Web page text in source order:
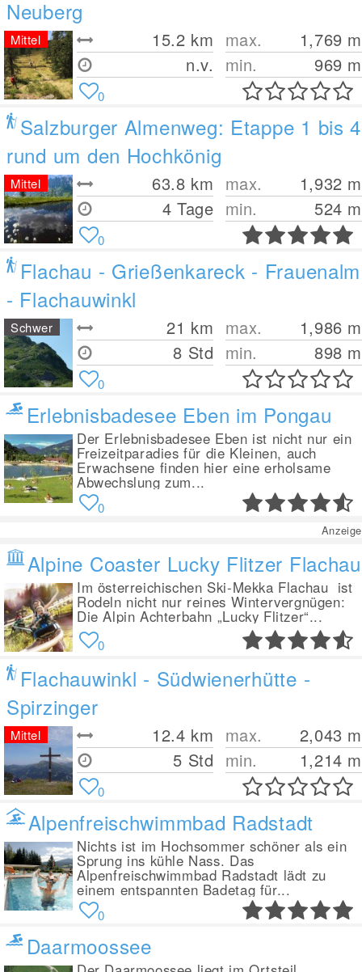
Neuberg
15.2 km
n.v.
max. 1,769 m
min.
969 m
Mittel
0
Salzburger Almenweg: Etappe 1 bis 4
rund um den Hochkönig
63.8 km
4 Tage
max. 1,932 m
min.
524 m
Mittel
0
Flachau - Grießenkareck - Frauenalm
- Flachauwinkl
21 km
8 Std
max. 1,986 m
min.
898 m
Schwer
0
Erlebnisbadesee Eben im Pongau
Der Erlebnisbadesee Eben ist nicht nur ein
Freizeitparadies für die Kleinen, auch
Erwachsene finden hier eine erholsame
Abwechslung zum...
0
Anzeige
Alpine Coaster Lucky Flitzer Flachau
Im österreichischen Ski-Mekka Flachau ist
Rodeln nicht nur reines Wintervergnügen:
Die Alpin Achterbahn „Lucky Flitzer“...
0
Flachauwinkl - Südwienerhütte -
Spirzinger
12.4 km
5 Std
max. 2,043 m
min.
1,214 m
Mittel
0
Alpenfreischwimmbad Radstadt
Nichts ist im Hochsommer schöner als ein
Sprung ins kühle Nass. Das
Alpenfreischwimmbad Radstadt lädt zu
einem entspannten Badetag für...
0
Daarmoossee